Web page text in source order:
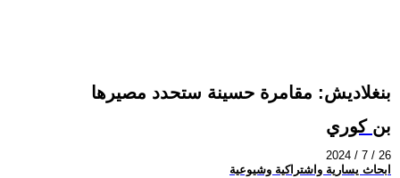
بنغلاديش: مقامرة حسينة ستحدد مصيرها
بن كوري
2024 / 7 / 26
ابحاث يسارية واشتراكية وشيوعية